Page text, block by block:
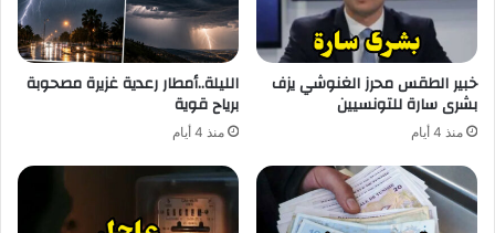
خبير الطقس محرز الغنوشي يزف
بشرى سارة للتونسيين
منذ 4 أيام
الليلة..أمطار رعدية غزيرة مصحوبة
برياح قوية
منذ 4 أيام